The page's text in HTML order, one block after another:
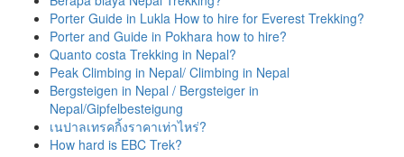
Porter Guide in Lukla How to hire for Everest Trekking?
Porter and Guide in Pokhara how to hire?
Quanto costa Trekking in Nepal?
Peak Climbing in Nepal/ Climbing in Nepal
Bergsteigen in Nepal / Bergsteiger in
Nepal/Gipfelbesteigung
เนปาลเทรคกิ้งราคาเท่าไหร่?
How hard is EBC Trek?